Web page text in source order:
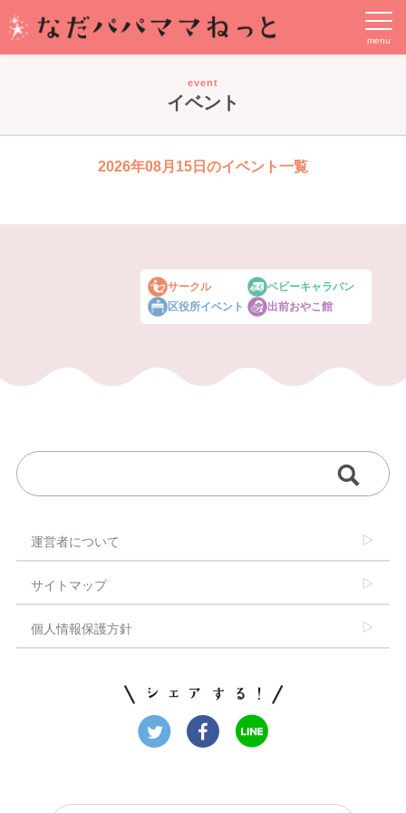
event
イベント
2026年08月15日のイベント一覧
サークル
区役所イベント
ベビーキャラバン
出前おやこ館
運営者について
サイトマップ
個人情報保護方針